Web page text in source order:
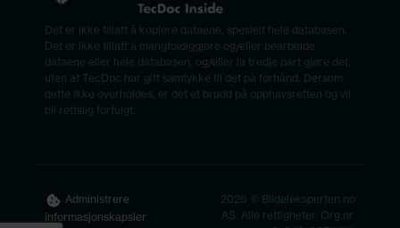
Det er ikke tillatt å kopiere dataene, spesielt hele databasen.
Det er ikke tillatt å mangfoldiggjøre og/eller bearbeide
dataene eller hele databasen, og/eller la tredje part gjøre det,
uten at TecDoc har gitt samtykke til det på forhånd. Dersom
dette ikke overholdes, er det et brudd på opphavsretten og vil
bli rettslig forfulgt.
Administrere
informasjonskapsler
2026 © Bildeleksperten.no
AS. Alle rettigheter. Org.nr.